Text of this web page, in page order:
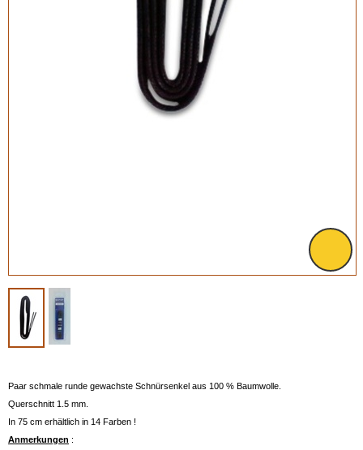
Paar schmale runde gewachste Schnürsenkel aus 100 % Baumwolle.
Querschnitt 1.5 mm.
In 75 cm erhältlich in 14 Farben !
Anmerkungen :